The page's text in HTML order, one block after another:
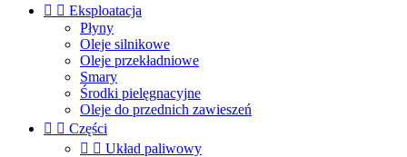
  Eksploatacja
Płyny
Oleje silnikowe
Oleje przekładniowe
Smary
Środki pielęgnacyjne
Oleje do przednich zawieszeń
  Części
  Układ paliwowy